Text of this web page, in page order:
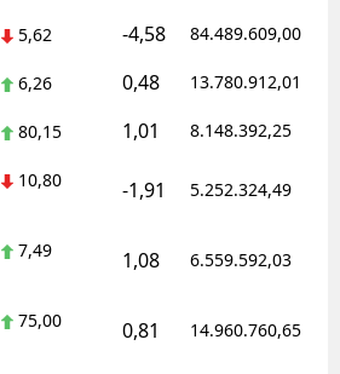
5,62 -4,58 84.489.609,00
6,26 0,48 13.780.912,01
80,15 1,01 8.148.392,25
10,80 -1,91 5.252.324,49
7,49 1,08 6.559.592,03
75,00 0,81 14.960.760,65